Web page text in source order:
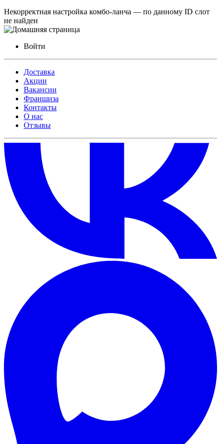
Некорректная настройка комбо-ланча — по данному ID слот
не найден
Войти
Доставка
Акции
Вакансии
Франшиза
Контакты
О нас
Отзывы